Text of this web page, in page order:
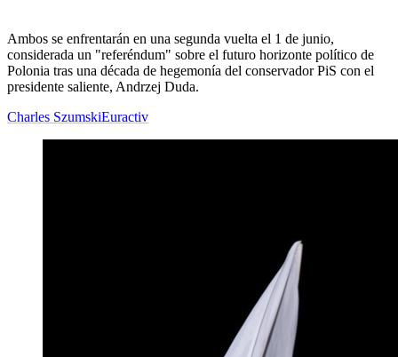
Ambos se enfrentarán en una segunda vuelta el 1 de junio,
considerada un "referéndum" sobre el futuro horizonte político de
Polonia tras una década de hegemonía del conservador PiS con el
presidente saliente, Andrzej Duda.
Charles SzumskiEuractiv